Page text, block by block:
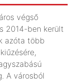
végső
2014-ben került
azóta több
A városból